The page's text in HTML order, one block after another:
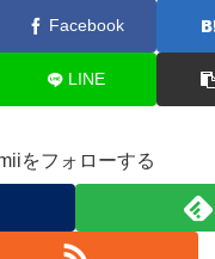
Facebook
LINE
をフォローする